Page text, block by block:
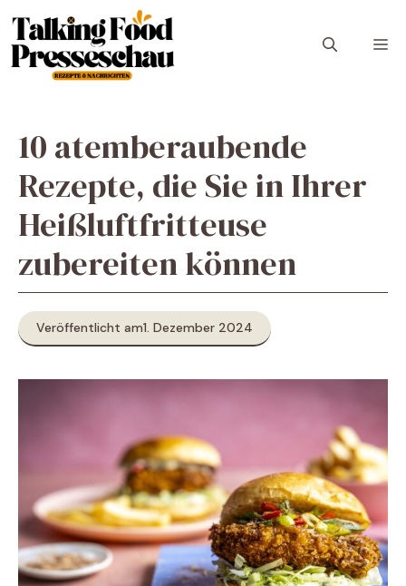
Inhalt
springen
10 atemberaubende
Rezepte, die Sie in Ihrer
Heißluftfritteuse
zubereiten können
Veröffentlicht am1. Dezember 2024